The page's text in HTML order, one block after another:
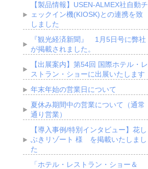
【製品情報】USEN-ALMEX社自動チ
ェックイン機(KIOSK)との連携を致
しました
『観光経済新聞』 1月5日号に弊社
が掲載されました。
【出展案内】第54回 国際ホテル・レ
ストラン・ショーに出展いたします
年末年始の営業日について
夏休み期間中の営業について（通常
通り営業）
【導入事例/特別インタビュー】花し
ぶきリゾート 様 を掲載いたしまし
た
「ホテル・レストラン・ショー＆